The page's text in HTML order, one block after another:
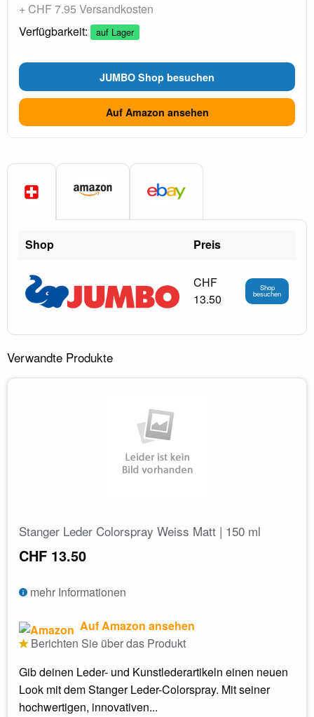
+ CHF 7.95 Versandkosten
Verfügbarkeit:
auf Lager
JUMBO Shop besuchen
Auf Amazon ansehen
Shop Preis
CHF
13.50
Shop
besuchen
Verwandte Produkte
Stanger Leder Colorspray Weiss Matt | 150 ml
CHF 13.50
mehr Informationen
Auf Amazon ansehen
Berichten Sie über das Produkt
Gib deinen Leder- und Kunstlederartikeln einen neuen
Look mit dem Stanger Leder-Colorspray. Mit seiner
hochwertigen, innovativen...